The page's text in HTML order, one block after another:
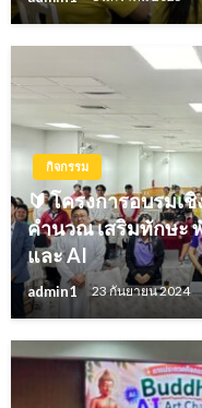
กิจกรรม
🔰 โครงการอบรมเ
คำนวณ เสริมทักษะ
และ AI
admin1 23 กันยายน 2024